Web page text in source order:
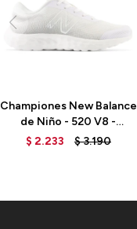
Championes New Balance
de Niño - 520 V8 -
GP520WW8 - WHITE
$ 2.233 $3.190